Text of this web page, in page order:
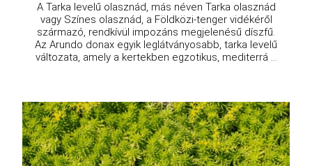
A Tarka levelű olasznád, más néven Tarka olasznád
vagy Színes olasznád, a Földközi-tenger vidékéről
származó, rendkívül impozáns megjelenésű díszfű.
Az Arundo donax egyik leglátványosabb, tarka levelű
változata, amely a kertekben egzotikus, mediterrá ...